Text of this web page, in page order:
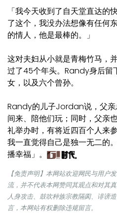
「我今天收到了自天堂直达
了这个，我没办法想像有任何
的情人，他是最棒的。」
这对夫妇从小就是青梅竹马，
过了45个年头。Randy身后留
女，以及六个曾孙。
Randy的儿子Jordan说，父亲
间来、陪他们玩；同时，父亲
礼举办时，有将近四百个人来
我一直觉得自己是独一无二的
播幸福」。
【免责声明】本网站欢迎网民与用户
流，并不代表本网赞同其观点和对其
人身攻击、鼓吹种族宗教隔阂、诽谤
言，本网站有权删除违规留言。